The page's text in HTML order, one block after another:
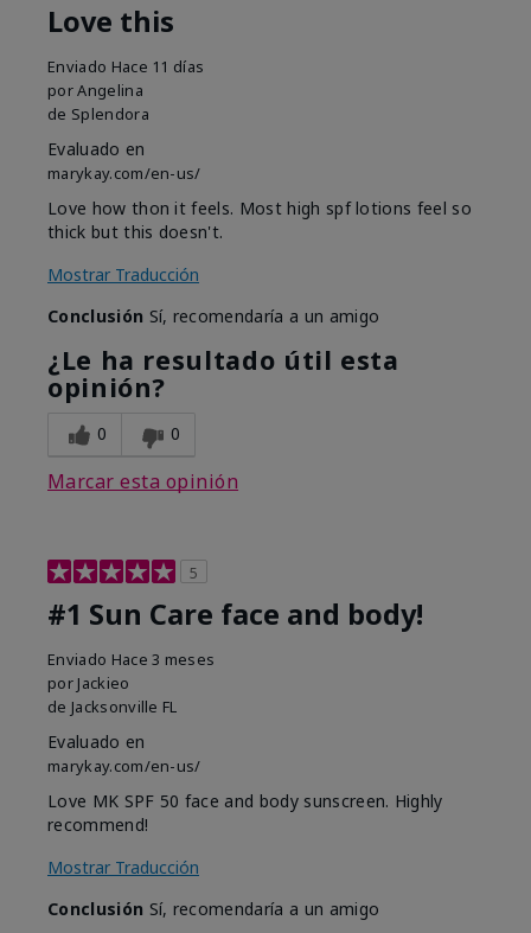
Love this
Enviado Hace 11 días
porAngelina
de Splendora
Evaluado en
marykay.com/en-us/
Love how thon it feels. Most high spf lotions feel so
thick but this doesn't.
Mostrar Traducción
Conclusión Sí, recomendaría a un amigo
¿Le ha resultado útil esta
opinión?
0 0
Marcar esta opinión
5
#1 Sun Care face and body!
Enviado Hace 3 meses
por Jackieo
de Jacksonville FL
Evaluado en
marykay.com/en-us/
Love MK SPF 50 face and body sunscreen. Highly
recommend!
Mostrar Traducción
Conclusión Sí, recomendaría a un amigo